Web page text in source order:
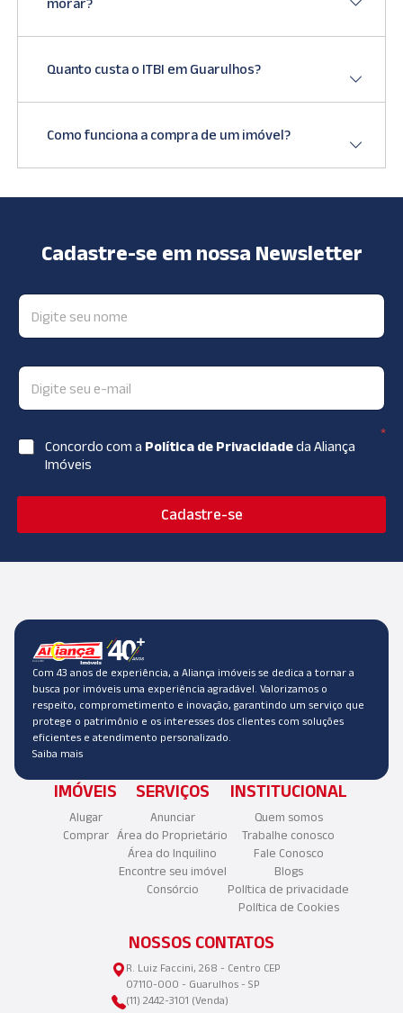
morar?
Quanto custa o ITBI em Guarulhos?
Como funciona a compra de um imóvel?
Cadastre-se em nossa Newsletter
*
Concordo com a Política de Privacidadeda Aliança
Imóveis
Cadastre-se
Com 43 anos de experiência, a Aliança imóveis se dedica a tornar a
busca por imóveis uma experiência agradável. Valorizamos o
respeito, comprometimento e inovação, garantindo um serviço que
protege o patrimônio e os interesses dos clientes com soluções
eficientes e atendimento personalizado.
Saiba mais
IMÓVEIS
Alugar
Comprar
SERVIÇOS
Anunciar
Área do Proprietário
Área do Inquilino
Encontre seu imóvel
Consórcio
INSTITUCIONAL
Quem somos
Trabalhe conosco
Fale Conosco
Blogs
Política de privacidade
Política de Cookies
NOSSOS CONTATOS
R. Luiz Faccini, 268 - Centro CEP
07110-000 - Guarulhos - SP
(11) 2442-3101 (Venda)